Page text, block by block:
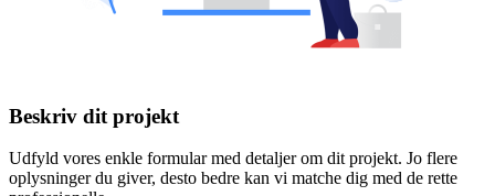
Beskriv dit projekt
Udfyld vores enkle formular med detaljer om dit projekt. Jo flere
oplysninger du giver, desto bedre kan vi matche dig med de rette